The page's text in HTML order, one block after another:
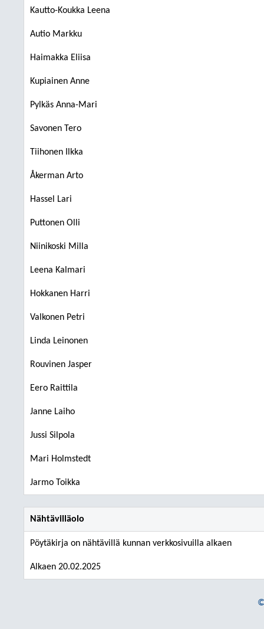
Kautto-Koukka Leena
Autio Markku
Haimakka Eliisa
Kupiainen Anne
Pylkäs Anna-Mari
Savonen Tero
Tiihonen Ilkka
Åkerman Arto
Hassel Lari
Puttonen Olli
Niinikoski Milla
Leena Kalmari
Hokkanen Harri
Valkonen Petri
Linda Leinonen
Rouvinen Jasper
Eero Raittila
Janne Laiho
Jussi Silpola
Mari Holmstedt
Jarmo Toikka
Nähtävilläolo
Pöytäkirja on nähtävillä kunnan verkkosivuilla alkaen
Alkaen 20.02.2025